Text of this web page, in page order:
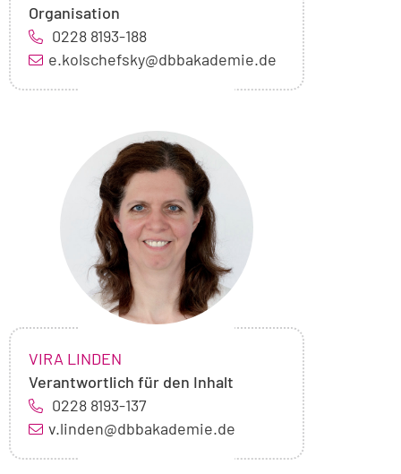
Organisation
0228 8193-188
e.kolschefsky@dbbakademie.de
Foto
von
Vira
Linden
NAME:
VIRA LINDEN
Verantwortlich für den Inhalt
0228 8193-137
v.linden@dbbakademie.de